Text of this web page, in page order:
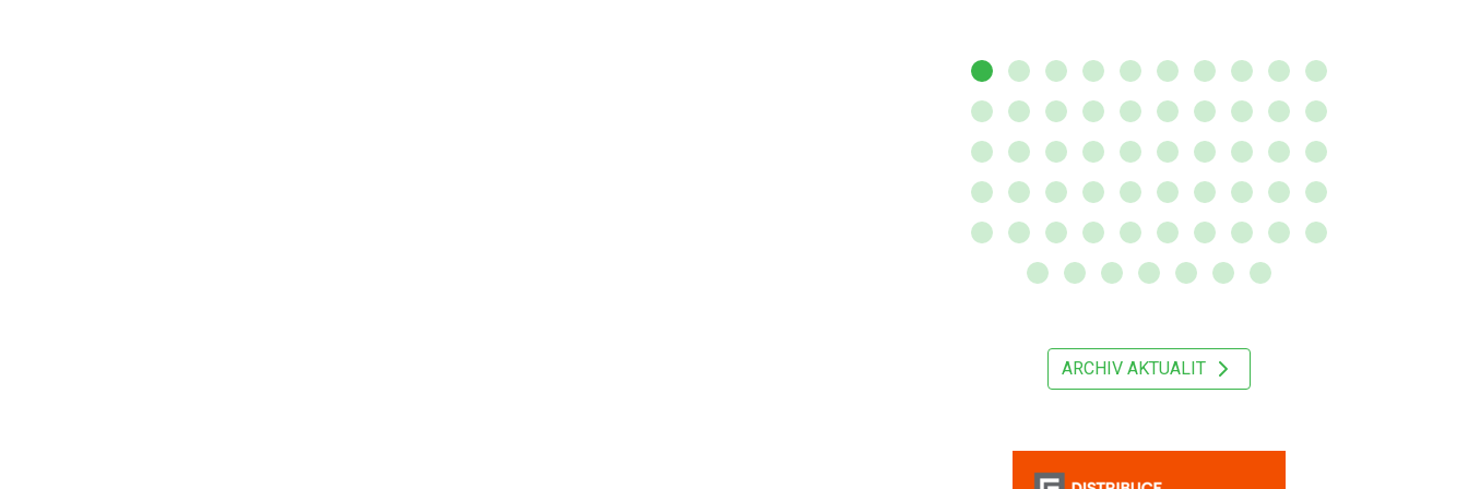
ARCHIV AKTUALIT